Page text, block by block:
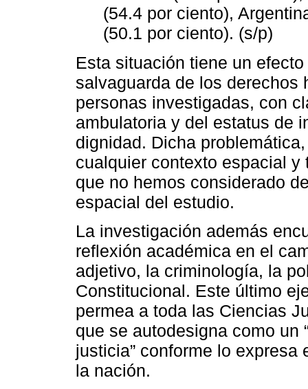
(54.4 por ciento),
(50.1 por ciento). (s/p)
Esta situación tiene un
salvaguarda de los derechos
personas investigadas, con
ambulatoria y del estatus de
dignidad. Dicha
cualquier contexto espacial
que no hemos considerado
espacial del estudio.
La investigación además
reflexión académica en el
adjetivo, la criminología, la
Constitucional. Este último
permea a toda las Ciencias
que se autodesigna como un
justicia” conforme lo
la nación.